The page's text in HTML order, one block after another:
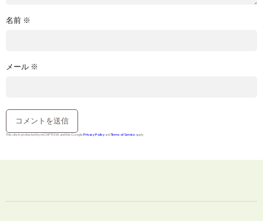
名前 ※
メール ※
This site is protected by reCAPTCHA and the GooglePrivacy Policy andTerms of Service apply.